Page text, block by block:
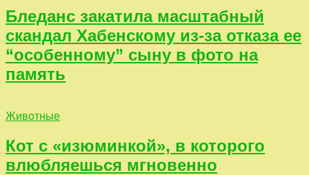
Бледанс закатила масштабный
скандал Хабенскому из-за отказа ее
“особенному” сыну в фото на
память
Животные
Кот с «изюминкой», в которого
влюбляешься мгновенно